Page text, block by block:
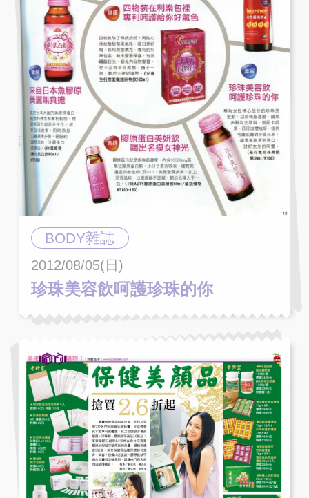
BODY雜誌
2012/08/05(日)
珍珠美容飲呵護珍珠的你